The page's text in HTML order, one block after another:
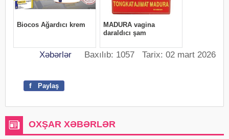
Xəbərlər Baxılıb: 1057 Tarix: 02 mart 2026
f Paylaş
OXŞAR XƏBƏRLƏR